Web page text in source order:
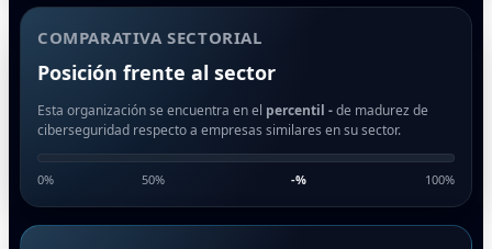
COMPARATIVA SECTORIAL
Posición frente al sector
Esta organización se encuentra en el percentil -de madurez de
ciberseguridad respecto a empresas similares en su sector.
0% 50% -% 100%